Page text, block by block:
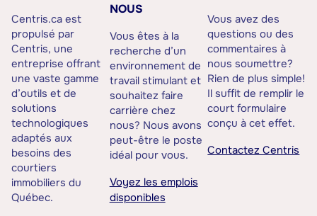
Centris.ca est
propulsé par
Centris, une
entreprise offrant
une vaste gamme
d’outils et de
solutions
technologiques
adaptés aux
besoins des
courtiers
immobiliers du
Québec.
NOUS
Vous êtes à la
recherche d’un
environnement de
travail stimulant et
souhaitez faire
carrière chez
nous? Nous avons
peut-être le poste
idéal pour vous.
Voyez les emplois
disponibles
Vous avez des
questions ou des
commentaires à
nous soumettre?
Rien de plus simple!
Il suffit de remplir le
court formulaire
conçu à cet effet.
Contactez Centris